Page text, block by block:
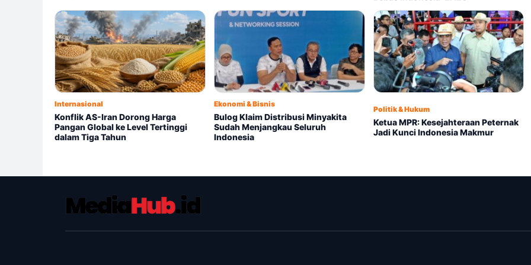
Internasional
Konflik AS-Iran Dorong Harga
Pangan Global ke Level Tertinggi
dalam Tiga Tahun
Ekonomi & Bisnis
Bulog Klaim Distribusi Minyakita
Sudah Menjangkau Seluruh
Indonesia
Politik & Hukum
Ketua MPR: Kesejahteraan Peternak
Jadi Kunci Indonesia Makmur